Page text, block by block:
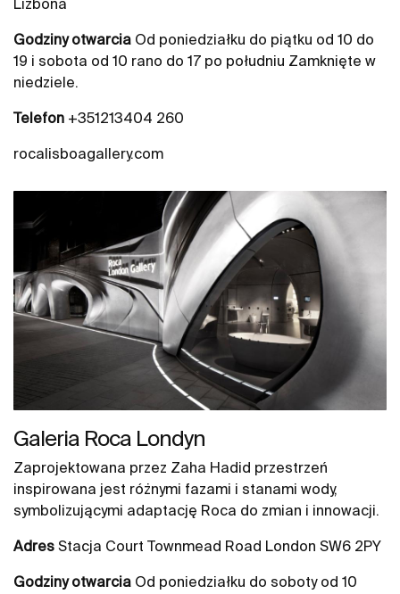
Lizbona
Godziny otwarcia Od poniedziałku do piątku od 10 do
19 i sobota od 10 rano do 17 po południu Zamknięte w
niedziele.
Telefon +351213404 260
rocalisboagallery.com
Galeria Roca Londyn
Zaprojektowana przez Zaha Hadid przestrzeń
inspirowana jest różnymi fazami i stanami wody,
symbolizującymi adaptację Roca do zmian i innowacji.
Adres Stacja Court Townmead Road London SW6 2PY
Godziny otwarcia Od poniedziałku do soboty od 10